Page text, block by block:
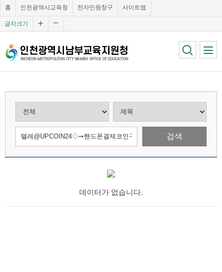
홈 인천광역시교육청 전자민원창구 사이트맵
글자크기
검색
데이터가 없습니다.